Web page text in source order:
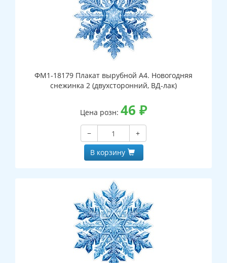
ФМ1-18179 Плакат вырубной А4. Новогодняя
снежинка 2 (двухсторонний, ВД-лак)
Цена розн: 46 ₽
−
+
В корзину